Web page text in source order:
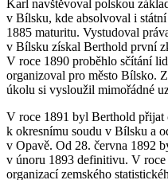
Karl navštěvoval polskou
v Bílsku, kde absolvoval i
1885 maturitu. Vystudoval
v Bílsku získal Berthold první
V roce 1890 proběhlo sčítání
organizoval pro město Bílsko.
úkolu si vysloužil mimořádné
V roce 1891 byl Berthold přijat
k okresnímu soudu v Bílsku a
v Opavě. Od 28. června 1892
v únoru 1893 definitivu. V
organizací zemského